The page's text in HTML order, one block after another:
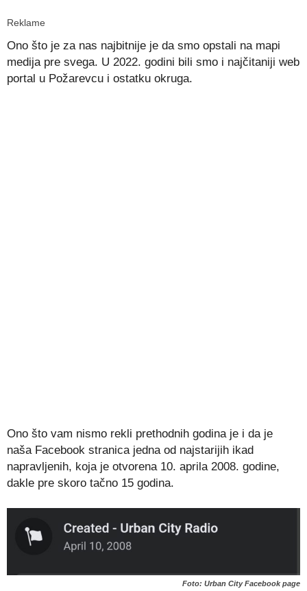
Reklame
Ono što je za nas najbitnije je da smo opstali na mapi
medija pre svega. U 2022. godini bili smo i najčitaniji web
portal u Požarevcu i ostatku okruga.
Ono što vam nismo rekli prethodnih godina je i da je
naša Facebook stranica jedna od najstarijih ikad
napravljenih, koja je otvorena 10. aprila 2008. godine,
dakle pre skoro tačno 15 godina.
Foto: Urban City Facebook page